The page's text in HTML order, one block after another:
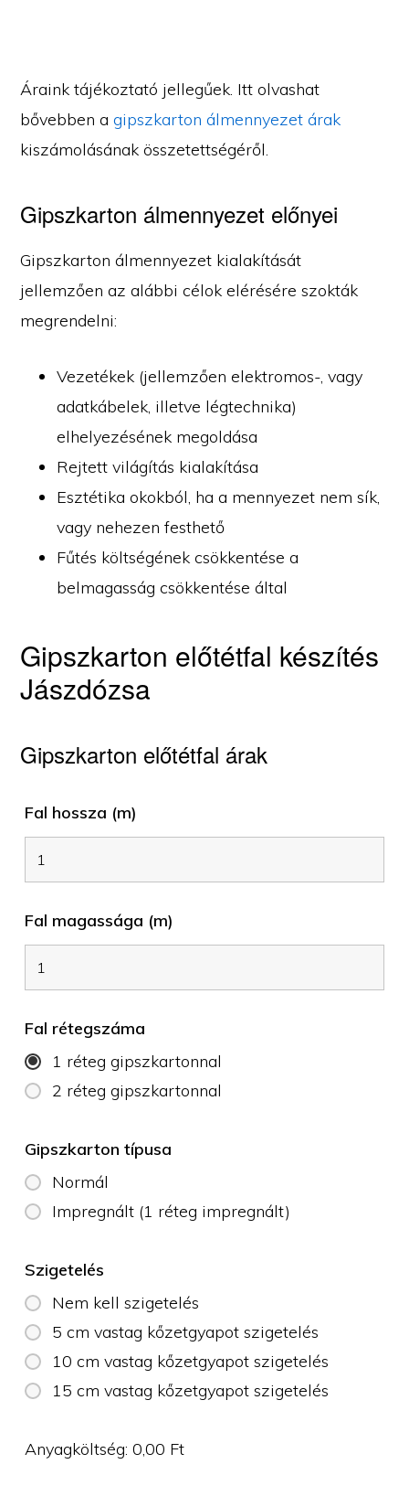
Áraink tájékoztató jellegűek. Itt olvashat
bővebben agipszkarton álmennyezet árak
kiszámolásának összetettségéről.
Gipszkarton álmennyezet előnyei
Gipszkarton álmennyezet kialakítását
jellemzően az alábbi célok elérésére szokták
megrendelni:
Vezetékek (jellemzően elektromos-, vagy
adatkábelek, illetve légtechnika)
elhelyezésének megoldása
Rejtett világítás kialakítása
Esztétika okokból, ha a mennyezet nem sík,
vagy nehezen festhető
Fűtés költségének csökkentése a
belmagasság csökkentése által
Gipszkarton előtétfal készítés
Jászdózsa
Gipszkarton előtétfal árak
Fal hossza (m)
Fal magassága (m)
Fal rétegszáma
1 réteg gipszkartonnal
2 réteg gipszkartonnal
Gipszkarton típusa
Normál
Impregnált (1 réteg impregnált)
Szigetelés
Nem kell szigetelés
5 cm vastag kőzetgyapot szigetelés
10 cm vastag kőzetgyapot szigetelés
15 cm vastag kőzetgyapot szigetelés
Anyagköltség:0,00 Ft